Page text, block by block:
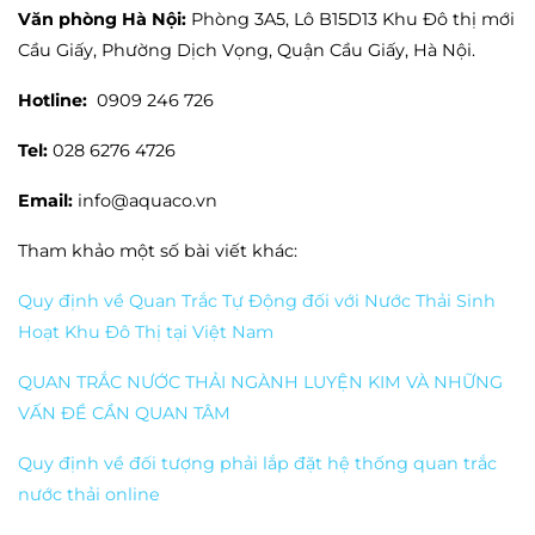
Văn phòng Hà Nội: Phòng 3A5, Lô B15D13 Khu Đô thị mới
Cầu Giấy, Phường Dịch Vọng, Quận Cầu Giấy, Hà Nội.
Hotline: 0909 246 726
Tel: 028 6276 4726
Email: info@aquaco.vn
Tham khảo một số bài viết khác:
Quy định về Quan Trắc Tự Động đối với Nước Thải Sinh
Hoạt Khu Đô Thị tại Việt Nam
QUAN TRẮC NƯỚC THẢI NGÀNH LUYỆN KIM VÀ NHỮNG
VẤN ĐỀ CẦN QUAN TÂM
Quy định về đối tượng phải lắp đặt hệ thống quan trắc
nước thải online